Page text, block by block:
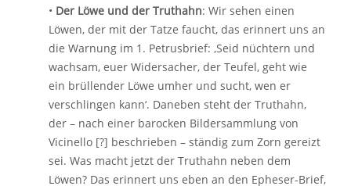
• Der Löwe und der Truthahn: Wir sehen einen
Löwen, der mit der Tatze faucht, das erinnert uns an
die Warnung im 1. Petrusbrief: ‚Seid nüchtern und
wachsam, euer Widersacher, der Teufel, geht wie
ein brüllender Löwe umher und sucht, wen er
verschlingen kann‘. Daneben steht der Truthahn,
der – nach einer barocken Bildersammlung von
Vicinello [?] beschrieben – ständig zum Zorn gereizt
sei. Was macht jetzt der Truthahn neben dem
Löwen? Das erinnert uns eben an den Epheser-Brief,